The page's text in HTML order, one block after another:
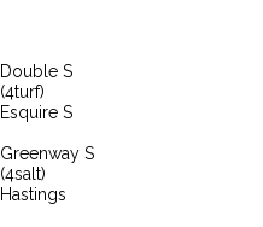
Double S
(4turf)
Esquire S
Greenway S
(4salt)
Hastings